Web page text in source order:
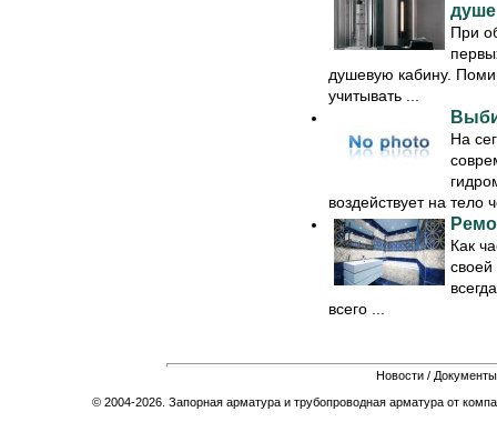
При
душевую кабину.
учитывать ...
На
воздействует на тело
Как
своей
всего ...
Новости / Документы
© 2004-2026. Запорная арматура и трубопроводная арматура от